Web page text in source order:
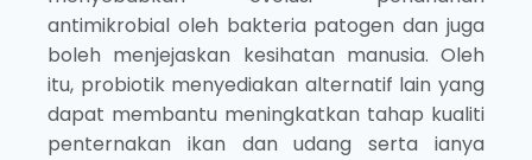
antimikrobial oleh bakteria patogen dan juga
boleh menjejaskan kesihatan manusia. Oleh
itu, probiotik menyediakan alternatif lain yang
dapat membantu meningkatkan tahap kualiti
penternakan ikan dan udang serta ianya